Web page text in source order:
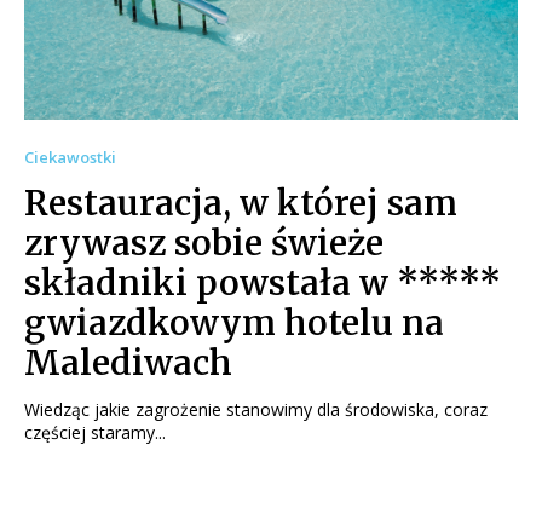
Ciekawostki
Restauracja, w której sam
zrywasz sobie świeże
składniki powstała w *****
gwiazdkowym hotelu na
Malediwach
Wiedząc jakie zagrożenie stanowimy dla środowiska, coraz
częściej staramy...